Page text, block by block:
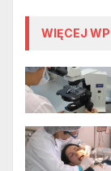
WIĘCEJ